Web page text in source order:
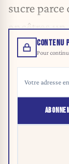
sucre
ancêtres
CONTENU
Pour